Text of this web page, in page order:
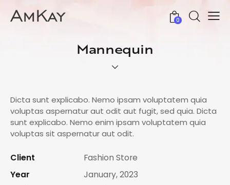
0
Mannequin
Dicta sunt explicabo. Nemo ipsam voluptatem quia
voluptas aspernatur aut odit aut fugit, sed quia. Dicta
sunt explicabo. Nemo enim ipsam voluptatem quia
voluptas sit aspernatur aut odit.
Client
Fashion Store
Year
January, 2023